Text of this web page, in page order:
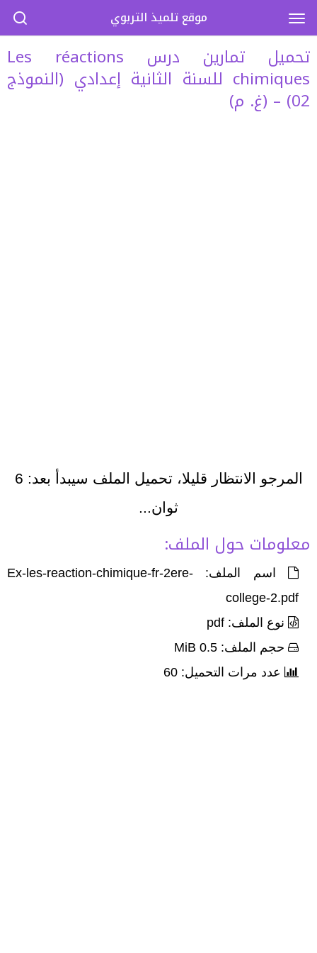
تحميل تمارين درس Les réactions
chimiques للسنة الثانية إعدادي (النموذج
02) – (غ. م)
المرجو الانتظار قليلا، تحميل الملف سيبدأ بعد: 6
ثوان...
معلومات حول الملف:
اسم الملف: Ex-les-reaction-chimique-fr-2ere-
college-2.pdf
نوع الملف: pdf
حجم الملف: 0.5 MiB
عدد مرات التحميل: 60
موقع تلميذ التربوي